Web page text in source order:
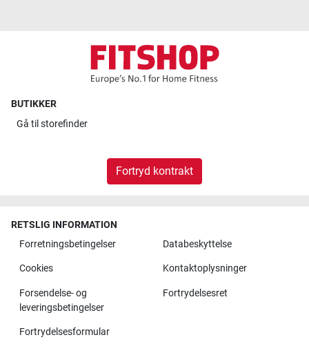
BUTIKKER
Gå til storefinder
Fortryd kontrakt
RETSLIG INFORMATION
Forretningsbetingelser
Databeskyttelse
Cookies Kontaktoplysninger
Forsendelse- og
leveringsbetingelser
Fortrydelsesret
Fortrydelsesformular